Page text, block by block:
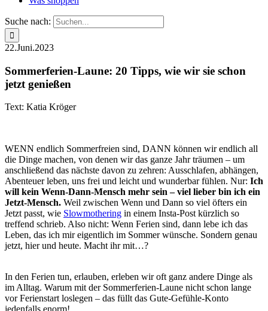
Suche nach:
22.Juni.2023
Sommerferien-Laune: 20 Tipps, wie wir sie schon
jetzt genießen
Text: Katia Kröger
WENN endlich Sommerfreien sind, DANN können wir endlich all
die Dinge machen, von denen wir das ganze Jahr träumen – um
anschließend das nächste davon zu zehren: Ausschlafen, abhängen,
Abenteuer leben, uns frei und leicht und wunderbar fühlen. Nur: Ich
will kein Wenn-Dann-Mensch mehr sein – viel lieber bin ich ein
Jetzt-Mensch. Weil zwischen Wenn und Dann so viel öfters ein
Jetzt passt, wie Slowmothering in einem Insta-Post kürzlich so
treffend schrieb. Also nicht: Wenn Ferien sind, dann lebe ich das
Leben, das ich mir eigentlich im Sommer wünsche. Sondern genau
jetzt, hier und heute. Macht ihr mit…?
In den Ferien tun, erlauben, erleben wir oft ganz andere Dinge als
im Alltag. Warum mit der Sommerferien-Laune nicht schon lange
vor Ferienstart loslegen – das füllt das Gute-Gefühle-Konto